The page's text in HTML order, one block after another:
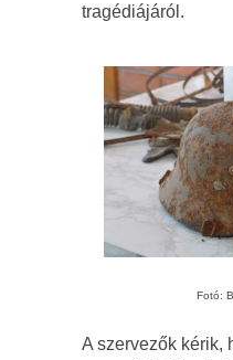
tragédiájáról.
Fotó:
A szervezők kérik,